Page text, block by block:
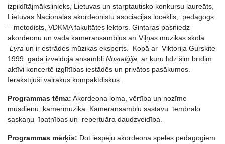
izpildītājmākslinieks, Lietuvas un starptautisko konkursu laureāts,
Lietuvas Nacionālās akordeonistu asociācijas loceklis, pedagogs
– metodists, VDKMA fakultātes lektors. Gintaras pasniedz
akordeonu un vada kameransambļus arī Viļņas mūzikas skolā
Lyra un ir estrādes mūzikas eksperts. Kopā ar Viktorija Gurskite
1999. gadā izveidoja ansambli Nostaļģija, ar kuru līdz šim brīdim
aktīvi koncertē izglītības iestādēs un privātos pasākumos.
Ierakstījuši vairākus kompaktdiskus.
Programmas tēma: Akordeona loma, vērtība un nozīme
mūsdienu kamermūzikā. Kameransambļu sastāvu tembrālo
saskaņu īpatnības un repertuāra daudzveidība.
Programmas mērķis: Dot iespēju akordeona spēles pedagogiem